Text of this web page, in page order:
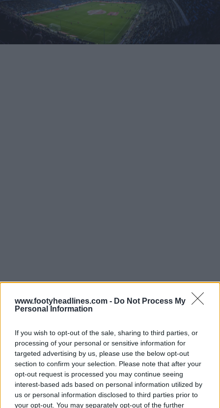
www.footyheadlines.com - Do Not Process My
Personal Information
If you wish to opt-out of the sale, sharing to third parties, or
processing of your personal or sensitive information for
targeted advertising by us, please use the below opt-out
section to confirm your selection. Please note that after your
opt-out request is processed you may continue seeing
interest-based ads based on personal information utilized by
us or personal information disclosed to third parties prior to
your opt-out. You may separately opt-out of the further
Além disso, os ombros apresentam as Três Listras
clube: azul e preto. A completar o design
personalizado, a parte de trás do pescoço apresenta
as coordenadas exatas do estádio:53° 35′ 14″ N, 9° 53′
55″ E.